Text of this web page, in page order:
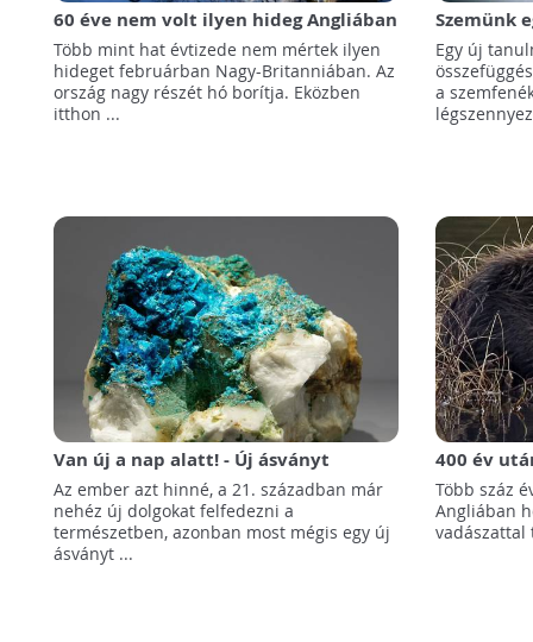
60 éve nem volt ilyen hideg Angliában
Több mint hat évtizede nem mértek ilyen
hideget februárban Nagy-Britanniában. Az
ország nagy részét hó borítja. Eközben
itthon ...
Szemünk
Egy új
a
Van új a nap alatt! - Új ásványt
fedeztek fel egy 220 éves cornwall-i
kőzetmintában
Az ember azt hinné, a 21. században már
nehéz új dolgokat felfedezni a
természetben, azonban most mégis egy új
ásványt ...
400 év
Angliában!
Több száz
Angliában
vadászattal